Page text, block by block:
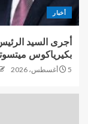
أخبار
أجرى السيد
بكيرياكوس
5 أغسطس، 2026